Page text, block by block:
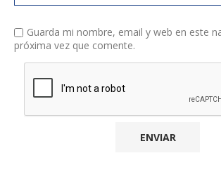
Guarda mi nombre, email y web en este
próxima vez que comente.